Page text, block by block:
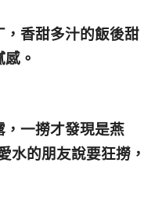
香甜多汁的飯後甜
。
一撈才發現是燕
水的朋友說要狂撈，